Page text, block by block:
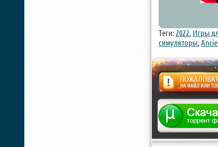
Теги: 2022, Игры
симуляторы,
Жалоба